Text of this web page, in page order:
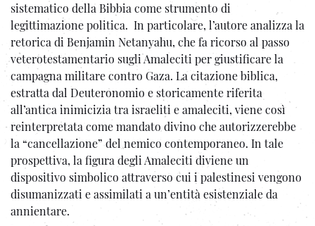
sistematico della Bibbia come strumento di
legittimazione politica. In particolare, l’autore analizza la
retorica di Benjamin Netanyahu, che fa ricorso al passo
veterotestamentario sugli Amaleciti per giustificare la
campagna militare contro Gaza. La citazione biblica,
estratta dal Deuteronomio e storicamente riferita
all’antica inimicizia tra israeliti e amaleciti, viene così
reinterpretata come mandato divino che autorizzerebbe
la “cancellazione” del nemico contemporaneo. In tale
prospettiva, la figura degli Amaleciti diviene un
dispositivo simbolico attraverso cui i palestinesi vengono
disumanizzati e assimilati a un’entità esistenziale da
annientare.